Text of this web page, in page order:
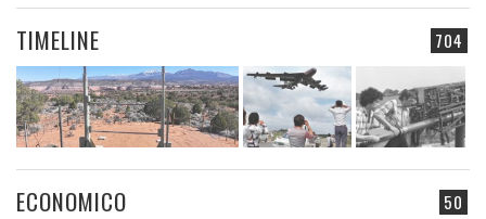
704
TIMELINE
50
ECONOMICO